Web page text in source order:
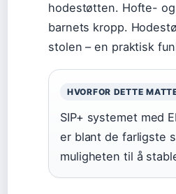
hodestøtten. Hofte-
barnets kropp.
stolen – en praktisk
HVORFOR DETTE
SIP+ systemet med
er blant de farligste
muligheten til å